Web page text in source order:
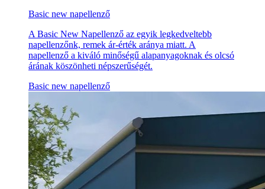
Basic new napellenző
A Basic New Napellenző az egyik legkedveltebb
napellenzőnk, remek ár-érték aránya miatt. A
napellenző a kiváló minőségű alapanyagoknak és olcsó
árának köszönheti népszerűségét.
Basic new napellenző